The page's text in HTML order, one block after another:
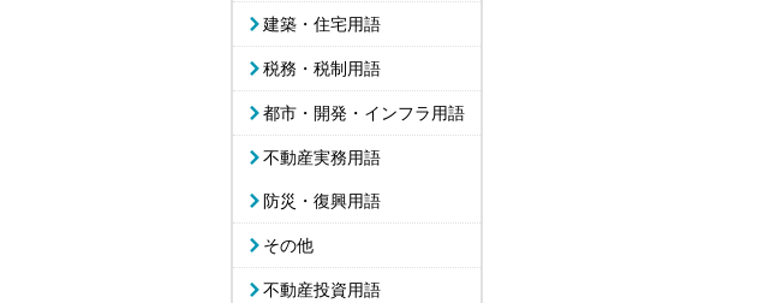
建築・住宅用語
税務・税制用語
都市・開発・インフラ用語
不動産実務用語
防災・復興用語
その他
不動産投資用語